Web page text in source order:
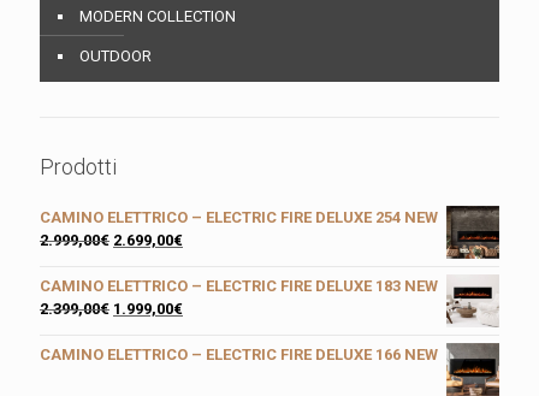
MODERN COLLECTION
OUTDOOR
Prodotti
CAMINO ELETTRICO – ELECTRIC FIRE DELUXE 254 NEW
2.999,00€ 2.699,00€
CAMINO ELETTRICO – ELECTRIC FIRE DELUXE 183 NEW
2.399,00€ 1.999,00€
CAMINO ELETTRICO – ELECTRIC FIRE DELUXE 166 NEW